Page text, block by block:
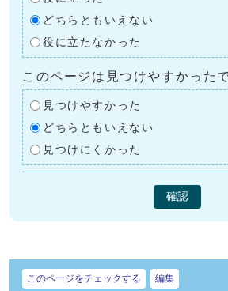
どちらともいえない
役に立たなかった
このページは見つけやすかった
見つけやすかった
どちらともいえない
見つけにくかった
確認
このページをチェックする 編集